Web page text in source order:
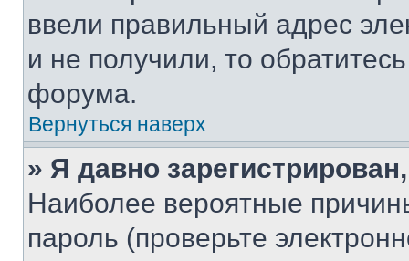
ввели правильный адрес
и не получили, то
форума.
Вернуться наверх
» Я давно
Наиболее вероятные
пароль (проверьте